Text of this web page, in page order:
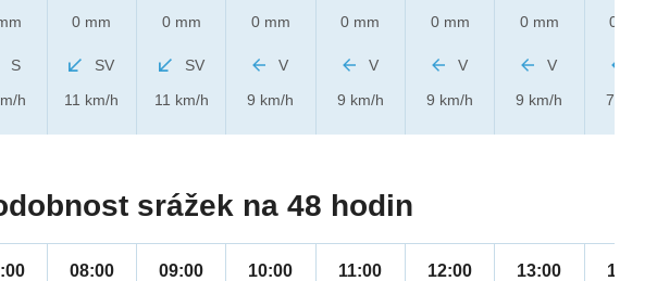
S
h
0 mm
SV
11 km/h
0 mm
SV
11 km/h
0 mm
V
9 km/h
0 mm
V
9 km/h
0 mm
V
9 km/h
0 mm
V
9 km/h
0 mm
7 km/h
srážek na 48 hodin
08:00 09:00 10:00 11:00 12:00 13:00 14:00